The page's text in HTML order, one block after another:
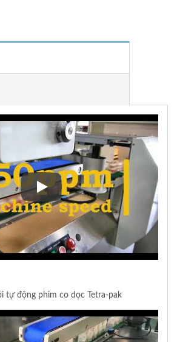
Bao bì co nhiệt dọc Bao bì
tự động phim co dọc Tetra-pak